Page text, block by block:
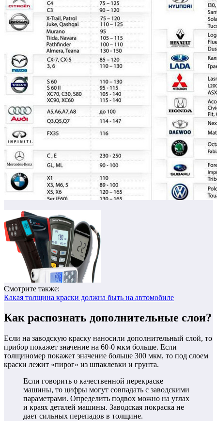
Смотрите также:
Какая толщина краски должна быть на автомобиле
Как распознать дополнительные слои?
Если на заводскую краску наносили дополнительный слой, то
прибор покажет значение на 60-0 мкм больше. Если
толщиномер покажет значение больше 300 мкм, то под слоем
краски лежит «пирог» из шпаклевки и грунта.
Если говорить о качественной перекраске
машины, то цифры могут совпадать с заводскими
параметрами. Определить подвох можно на углах
и краях деталей машины. Заводская покраска не
дает сильных перепадов в толщине.